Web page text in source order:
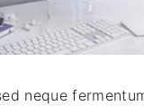
neque